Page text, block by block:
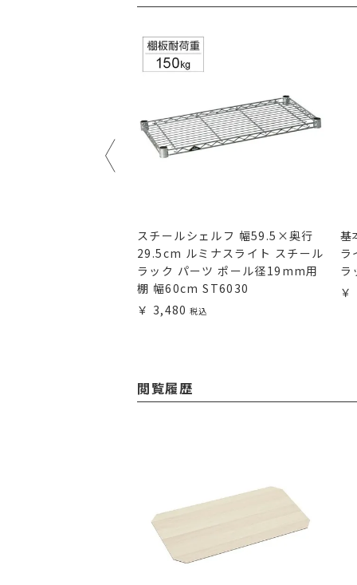
スチールシェルフ 幅59.5×奥行
29.5cm ルミナスライト スチール
ラック パーツ ポール径19mm用
棚 幅60cm ST6030
3,480
基
ラ
ラ
閲覧履歴